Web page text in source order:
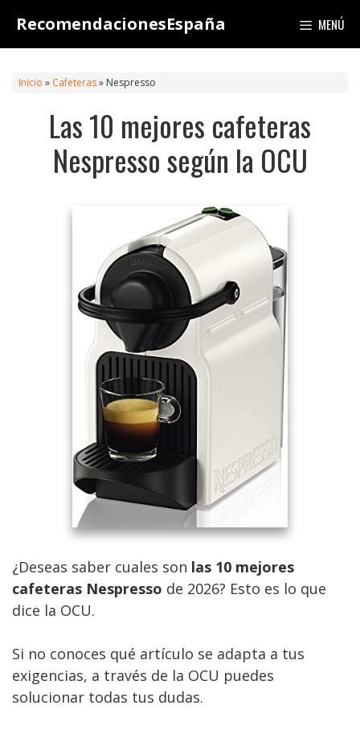
contenido
RecomendacionesEspaña MENÚ
Inicio » Cafeteras» Nespresso
Las 10 mejores cafeteras
Nespresso según la OCU
¿Deseas saber cuales son las 10 mejores
cafeteras Nespresso de 2026? Esto es lo que
dice la OCU.
Si no conoces qué artículo se adapta a tus
exigencias, a través de la OCU puedes
solucionar todas tus dudas.